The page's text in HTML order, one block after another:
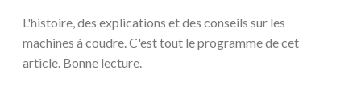
L'histoire, des explications et des conseils sur les
machines à coudre. C'est tout le programme de cet
article. Bonne lecture.